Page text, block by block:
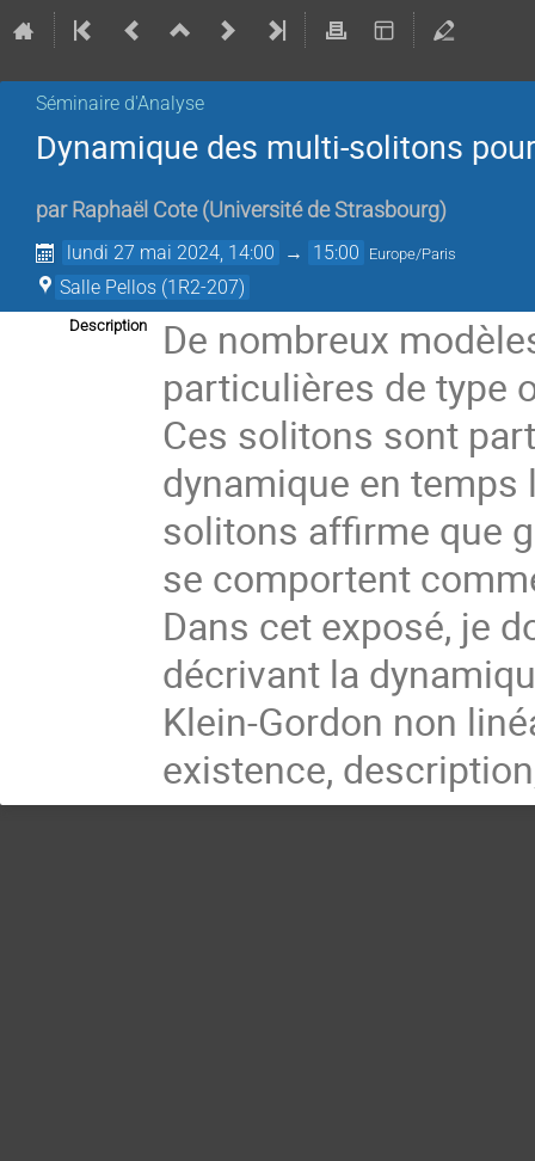
Séminaire d'Analyse
Dynamique des multi-solitons
par Raphaël Cote (Université de Strasbourg)
lundi 27 mai 2024, 14:00 → 15:00 Europe/Paris
Salle Pellos (1R2-207)
Description
De nombreux
particulières de type
Ces solitons sont
dynamique en
solitons affirme que
se comportent
Dans cet exposé, je
décrivant la
Klein-Gordon non
existence,